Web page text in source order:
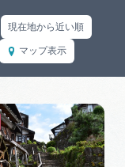
ド
へ
現在地から近い順
マップ表示